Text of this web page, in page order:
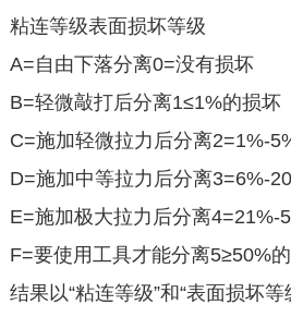
粘连等级表面损坏等级
A=自由下落分离0=没有损坏
B=轻微敲打后分离1≤1%的损坏
C=施加轻微拉力后分离2=1%-
D=施加中等拉力后分离3=6%-
E=施加极大拉力后分离4=21%-
F=要使用工具才能分离5≥50%
结果以“粘连等级”和“表面损坏